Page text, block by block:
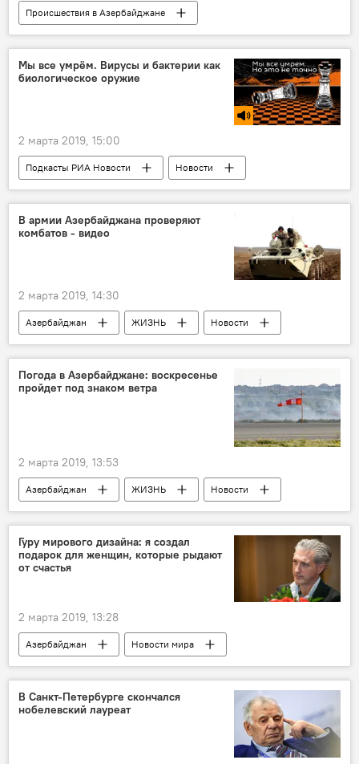
Происшествия в Азербайджане
Азербайджан
Новости
Происшествия
ЖИЗНЬ
Мы все умрём. Вирусы и бактерии как
биологическое оружие
2 марта 2019, 15:00
Подкасты РИА Новости
Новости
РАДИО
МУЛЬТИМЕДИА
В армии Азербайджана проверяют
комбатов - видео
2 марта 2019, 14:30
Азербайджан ЖИЗНЬ
Новости
Политика
Министр обороны АР
боевая подгтовка
Погода в Азербайджане: воскресенье
пройдет под знаком ветра
2 марта 2019, 13:53
Азербайджан ЖИЗНЬ
Новости
Баку
ветер
Гуру мирового дизайна: я создал
подарок для женщин, которые рыдают
от счастья
2 марта 2019, 13:28
Азербайджан
Новости мира
Новости
Культура
ЖИЗНЬ
Дизайнер
Баку интервью
В Санкт-Петербурге скончался
нобелевский лауреат